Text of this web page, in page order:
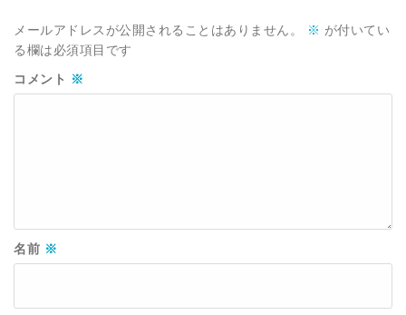
メールアドレスが公開されることはありません。 ※ が付いてい
る欄は必須項目です
コメント ※
名前 ※